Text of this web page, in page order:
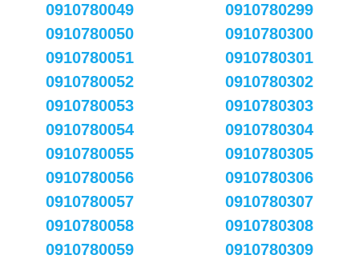
0910780049
0910780050
0910780051
0910780052
0910780053
0910780054
0910780055
0910780056
0910780057
0910780058
0910780059
0910780299
0910780300
0910780301
0910780302
0910780303
0910780304
0910780305
0910780306
0910780307
0910780308
0910780309